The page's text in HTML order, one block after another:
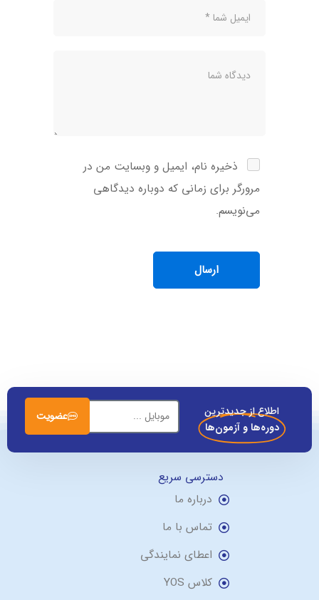
ذخیره نام، ایمیل و وبسایت من در
مرورگر برای زمانی که دوباره دیدگاهی
می‌نویسم.
اطلاع از جدیدترین
دوره‌ها و آزمون‌ها
عضویت
دسترسی سریع
درباره ما
تماس با ما
اعطای نمایندگی
کلاس YOS